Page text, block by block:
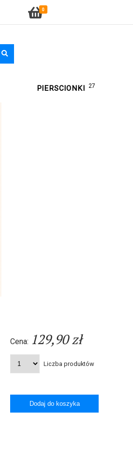
0
PIERSCIONKI 27
Cena: 129,90 zł
Liczba produktów